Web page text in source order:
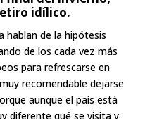
idílico.
hablan de la hipótesis
de los cada vez más
para refrescarse en
recomendable dejarse
aunque el país está
diferente qué se visita y